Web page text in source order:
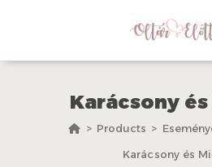
Karácsony
> Products >
Karácsony és